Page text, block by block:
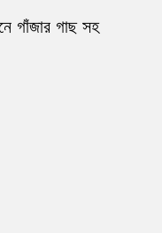
গাঁজার গাছ সহ